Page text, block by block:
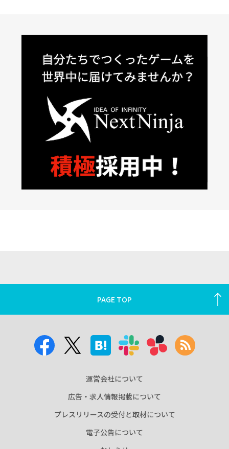
PAGE TOP
運営会社について
広告・求人情報掲載について
プレスリリースの受付と取材について
電子公告について